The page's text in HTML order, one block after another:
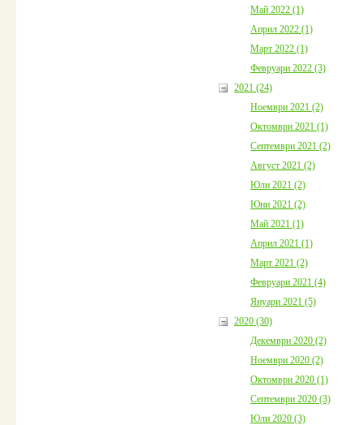
Май 2022 (1)
Април 2022 (1)
Март 2022 (1)
Февруари 2022 (3)
2021 (24)
Ноември 2021 (2)
Октомври 2021 (1)
Септември 2021 (2)
Август 2021 (2)
Юли 2021 (2)
Юни 2021 (2)
Май 2021 (1)
Април 2021 (1)
Март 2021 (2)
Февруари 2021 (4)
Януари 2021 (5)
2020 (30)
Декември 2020 (2)
Ноември 2020 (2)
Октомври 2020 (1)
Септември 2020 (3)
Юли 2020 (3)